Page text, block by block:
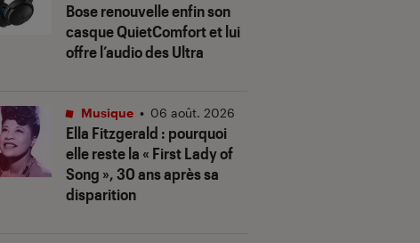
Bose renouvelle enfin son
casque QuietComfort et lui
offre l’audio des Ultra
Ella Fitzgerald : pourquoi
elle reste la « First Lady of
Song », 30 ans après sa
disparition
Musique • 06 août. 2026